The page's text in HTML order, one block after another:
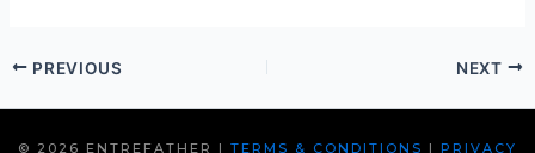
PREVIOUS NEXT
© 2026 ENTREFATHER | TERMS & CONDITIONS | PRIVACY